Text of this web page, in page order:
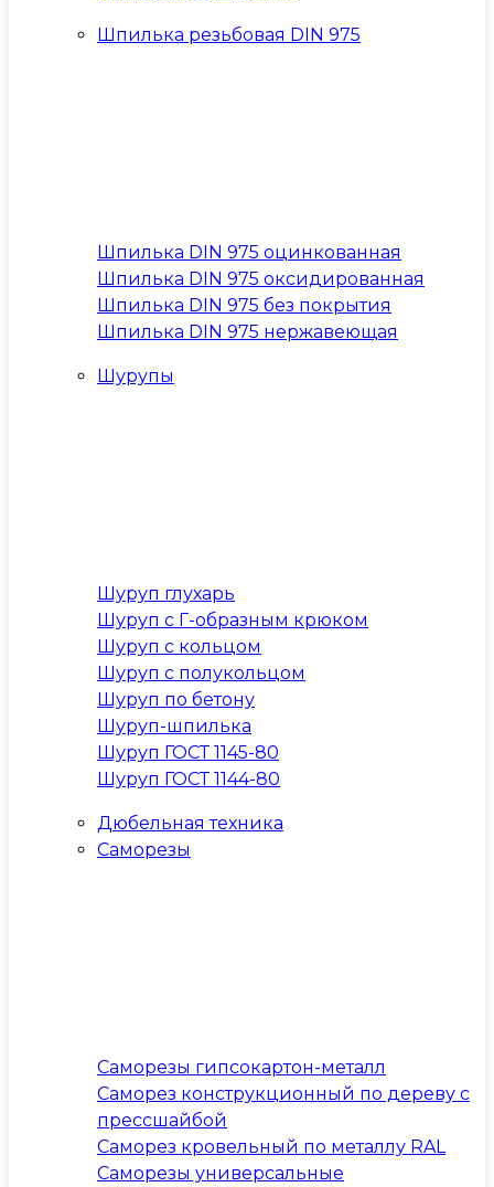
Шпилька резьбовая DIN 975
Шпилька DIN 975 оцинкованная
Шпилька DIN 975 оксидированная
Шпилька DIN 975 без покрытия
Шпилька DIN 975 нержавеющая
Шурупы
Шуруп глухарь
Шуруп с Г-образным крюком
Шуруп с кольцом
Шуруп с полукольцом
Шуруп по бетону
Шуруп-шпилька
Шуруп ГОСТ 1145-80
Шуруп ГОСТ 1144-80
Дюбельная техника
Саморезы
Саморезы гипсокартон-металл
Саморез конструкционный по дереву с
прессшайбой
Саморез кровельный по металлу RAL
Саморезы универсальные